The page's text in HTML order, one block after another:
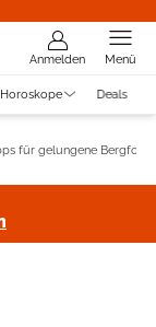
Anmelden Menü
Horoskope Deals
für gelungene Bergfotos